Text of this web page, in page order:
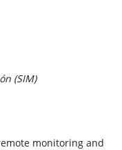
(SIM)
monitoring and